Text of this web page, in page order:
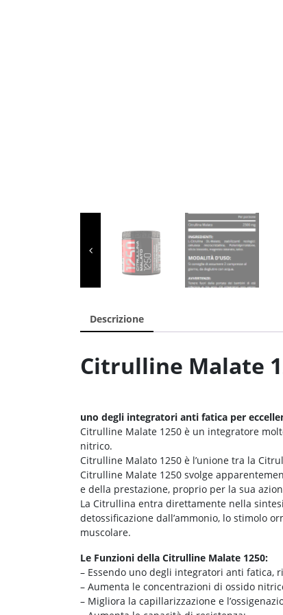
Descrizione
Citrulline Malate
uno degli integratori anti fatica per
Citrulline Malate 1250 è un integratore
nitrico.
Citrulline Malato 1250 è l’unione tra la
Citrulline Malate 1250 svolge
e della prestazione, proprio per la sua
La Citrullina entra direttamente nella
detossificazione dall’ammonio, lo stimolo
muscolare.
Le Funzioni della Citrulline Malate 1250:
– Essendo uno degli integratori anti fatica,
– Aumenta le concentrazioni di ossido
– Migliora la capillarizzazione e